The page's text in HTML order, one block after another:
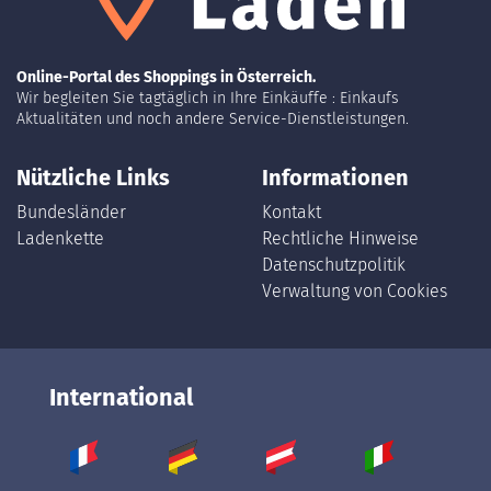
Online-Portal des Shoppings in Österreich.
Wir begleiten Sie tagtäglich in Ihre Einkäuffe : Einkaufs
Aktualitäten und noch andere Service-Dienstleistungen.
Nützliche Links
Bundesländer
Ladenkette
Informationen
Kontakt
Rechtliche Hinweise
Datenschutzpolitik
Verwaltung von Cookies
International